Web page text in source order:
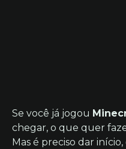
Se você já jogou
chegar, o que quer
Mas é preciso dar